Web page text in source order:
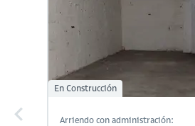
En Construcción
Arriendo con administración: